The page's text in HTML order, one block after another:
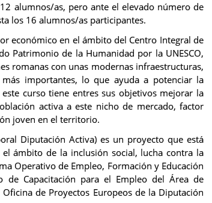
alumnos/as, pero ante el elevado número de
los 16 alumnos/as participantes.
económico en el ámbito del Centro Integral de
Patrimonio de la Humanidad por la UNESCO,
romanas con unas modernas infraestructuras,
importantes, lo que ayuda a potenciar la
curso tiene entres sus objetivos mejorar la
activa a este nicho de mercado, factor
joven en el territorio.
Diputación Activa) es un proyecto que está
el ámbito de la inclusión social, lucha contra la
Operativo de Empleo, Formación y Educación
de Capacitación para el Empleo del Área de
de Proyectos Europeos de la Diputación